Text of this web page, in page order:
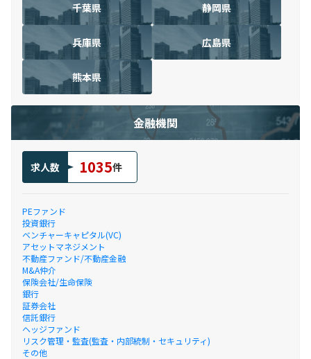
千葉県 静岡県
兵庫県 広島県
熊本県
金融機関
求人数 1035件
PEファンド
投資銀行
ベンチャーキャピタル(VC)
アセットマネジメント
不動産ファンド/不動産金融
M&A仲介
保険会社/生命保険
銀行
証券会社
信託銀行
ヘッジファンド
リスク管理・監査(監査・内部統制・セキュリティ)
その他